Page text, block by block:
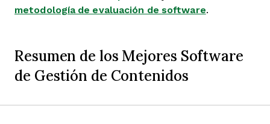
metodología de evaluación de software.
Resumen de los Mejores Software
de Gestión de Contenidos